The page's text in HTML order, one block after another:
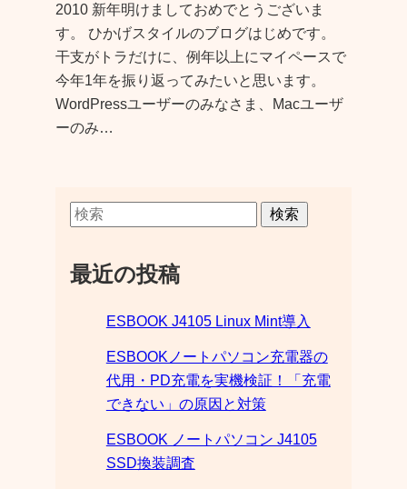
2010 新年明けましておめでとうございま
す。 ひかげスタイルのブログはじめです。
干支がトラだけに、例年以上にマイペースで
今年1年を振り返ってみたいと思います。
WordPressユーザーのみなさま、Macユーザ
ーのみ…
検索
最近の投稿
ESBOOK J4105 Linux Mint導入
ESBOOKノートパソコン充電器の
代用・PD充電を実機検証！「充電
できない」の原因と対策
ESBOOK ノートパソコン J4105
SSD換装調査